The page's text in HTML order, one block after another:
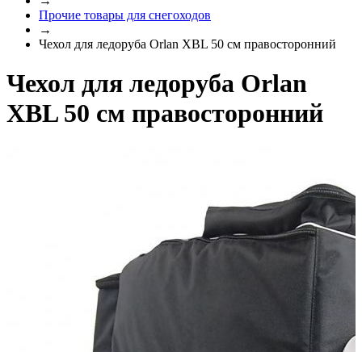
Прочие товары для снегоходов
→
Чехол для ледоруба Orlan XBL 50 см правосторонний
Чехол для ледоруба Orlan
XBL 50 см правосторонний